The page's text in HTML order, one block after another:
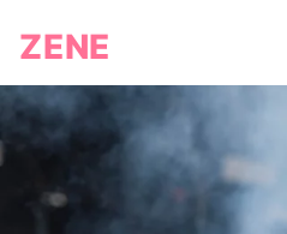
ZENE